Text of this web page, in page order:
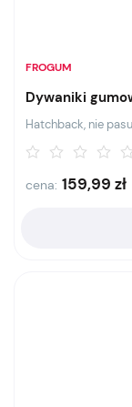
FROGUM
Dywaniki
Hatchback, nie
cena: 159,99 zł